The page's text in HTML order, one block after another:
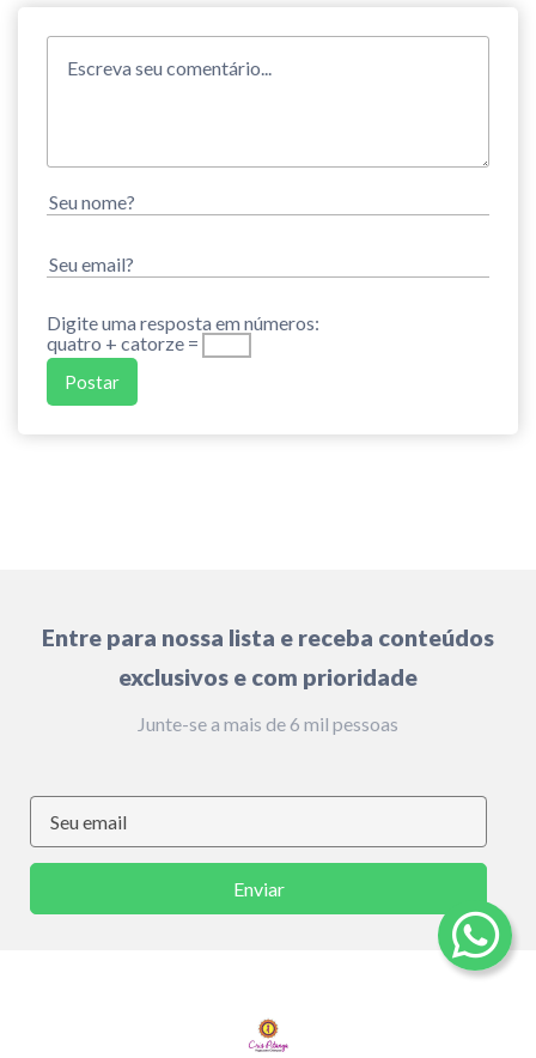
Digite uma resposta em números:
quatro + catorze =
Entre para nossa lista e receba conteúdos
exclusivos e com prioridade
Junte-se a mais de 6 mil pessoas
Enviar